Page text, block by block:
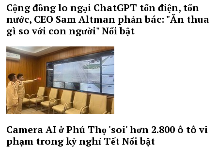
Cộng đồng lo ngại ChatGPT tốn điện, tốn
nước, CEO Sam Altman phản bác: "Ăn thua
gì so với con người"Nổi bật
Camera AI ở Phú Thọ 'soi' hơn 2.800 ô tô vi
phạm trong kỳ nghỉ TếtNổi bật